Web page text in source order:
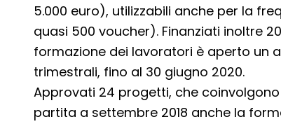
5.000 euro), utilizzabili anche per la
quasi 500 voucher). Finanziati inoltre
formazione dei lavoratori è aperto un
trimestrali, fino al 30 giugno 2020.
Approvati 24 progetti, che coinvolgono
partita a settembre 2018 anche la